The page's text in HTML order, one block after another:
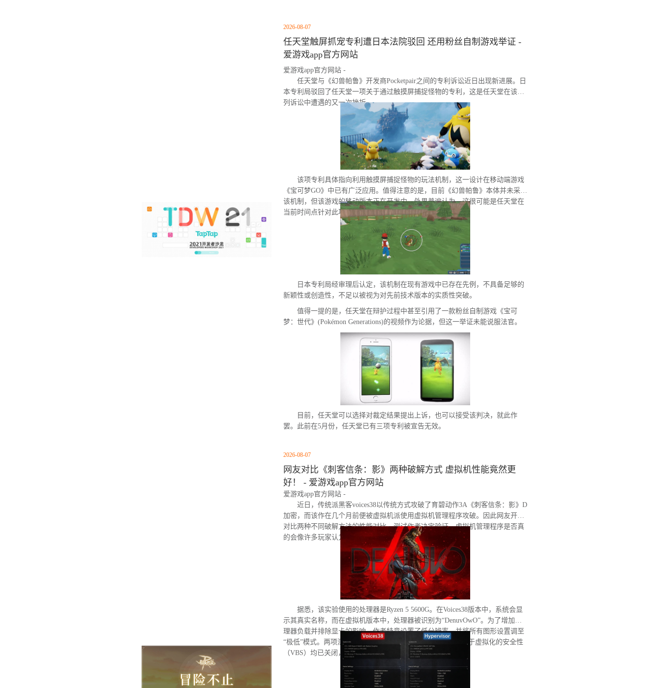
2026-08-07
任天堂触屏抓宠专利遭日本法院驳回 还用粉丝自制游戏举证 -
爱游戏app官方网站
爱游戏app官方网站 -
任天堂与《幻兽帕鲁》开发商Pocketpair之间的专利诉讼近日出现新进展。日
本专利局驳回了任天堂一项关于通过触摸屏捕捉怪物的专利，这是任天堂在该系
列诉讼中遭遇的又一次挫折。
该项专利具体指向利用触摸屏捕捉怪物的玩法机制，这一设计在移动端游戏
《宝可梦GO》中已有广泛应用。值得注意的是，目前《幻兽帕鲁》本体并未采用
该机制，但该游戏的移动版本正在开发中。外界普遍认为，这很可能是任天堂在
当前时间点针对此项专利发起诉讼的直接原因。
日本专利局经审理后认定，该机制在现有游戏中已存在先例，不具备足够的
新颖性或创造性，不足以被视为对先前技术版本的实质性突破。
值得一提的是，任天堂在辩护过程中甚至引用了一款粉丝自制游戏《宝可
梦：世代》(Pokémon Generations)的视频作为论据，但这一举证未能说服法官。
目前，任天堂可以选择对裁定结果提出上诉，也可以接受该判决，就此作
罢。此前在5月份，任天堂已有三项专利被宣告无效。
2026-08-07
网友对比《刺客信条：影》两种破解方式 虚拟机性能竟然更
好！ - 爱游戏app官方网站
爱游戏app官方网站 -
近日，传统派黑客voices38以传统方式攻破了育碧动作3A《刺客信条：影》D
加密，而该作在几个月前便被虚拟机派使用虚拟机管理程序攻破。因此网友开始
对比两种不同破解方法的性能对比。测试作者决定验证，虚拟机管理程序是否真
的会像许多玩家认为的那样，导致明显的帧数下降。
据悉，该实验使用的处理器是Ryzen 5 5600G。在Voices38版本中，系统会显
示其真实名称，而在虚拟机版本中，处理器被识别为“DenuvOwO”。为了增加处
理器负载并排除显卡的影响，作者特意设置了低分辨率，并将所有图形设置调至
“极低”模式。两项测试均在相同条件下进行：内存完整性和基于虚拟化的安全性
（VBS）均已关闭，并且两轮测试之间电脑甚至没有重启。